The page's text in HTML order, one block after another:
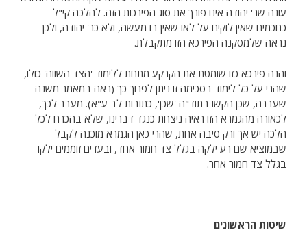
עונה שר' יהודה אינו פורך את סוג הפירכות הזה. להלכה קי"ל
כחכמים שאין לוקים על לאו שאין בו מעשה, ולא כר' יהודה, ולכן
נראה שלמסקנה הפירכא הזו מתקבלת.
והנה פירכא כזו שומטת את הקרקע מתחת ללימוד 'הצד השווה' כולו,
שהרי על כל לימוד בסכימה זו ניתן לפרוך כך (ראה במאמר משנה
שעברה, שכן הקשו בתוד"ה 'שכן', כתובות לב ע"א). מעבר לכך,
לכאורה מהגמרא הזו ראיה ניצחת כנגד דברינו, שלא בהכרח לכל
הלכה יש אך ורק סיבה אחת, שהרי כאן הגמרא מוכנה לקבל
שבמוציא שם רע ילקה בגלל צד חמור אחד, ובעדים זוממים ילקו
בגלל צד חמור אחר.
שיטות הראשונים